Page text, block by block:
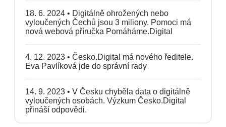
18. 6. 2024 • Digitálně ohrožených nebo
vyloučených Čechů jsou 3 miliony. Pomoci má
nová webová příručka Pomáháme.Digital
4. 12. 2023 • Česko.Digital má nového ředitele.
Eva Pavlíková jde do správní rady
14. 9. 2023 • V Česku chyběla data o digitálně
vyloučených osobách. Výzkum Česko.Digital
přináší odpovědi.